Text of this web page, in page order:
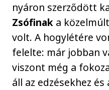
nyáron szerződött
Zsófinak a
volt. A hogylétére
felelte: már jobban
viszont még a
áll az edzésekhez és